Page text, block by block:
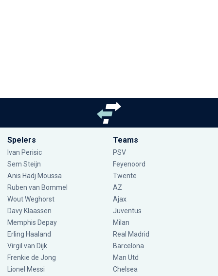
Spelers
Ivan Perisic
Sem Steijn
Anis Hadj Moussa
Ruben van Bommel
Wout Weghorst
Davy Klaassen
Memphis Depay
Erling Haaland
Virgil van Dijk
Frenkie de Jong
Lionel Messi
Teams
PSV
Feyenoord
Twente
AZ
Ajax
Juventus
Milan
Real Madrid
Barcelona
Man Utd
Chelsea